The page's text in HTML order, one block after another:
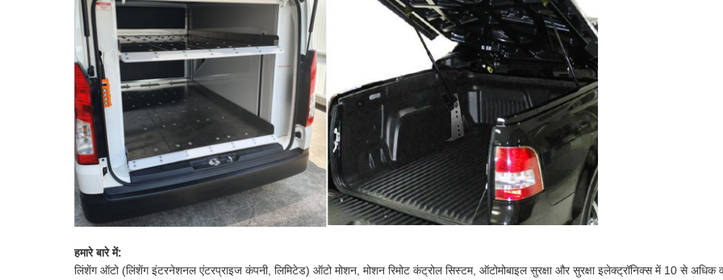
हमारे बारे में:
लिंशेंग ऑटो (लिंशेंग इंटरनेशनल एंटरप्राइज कंपनी, लिमिटेड) ऑटो मोशन, मोशन रिमोट कंट्रोल सिस्टम, ऑटोमोबाइल सुरक्षा और सुरक्षा इलेक्ट्रॉनिक्स में 10 से अधिक